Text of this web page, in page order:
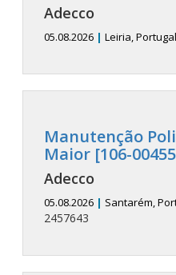
Adecco
05.08.2026 | Leiria, Portugal
Manutenção
Maior [106-
Adecco
05.08.2026 | Santarém,
2457643